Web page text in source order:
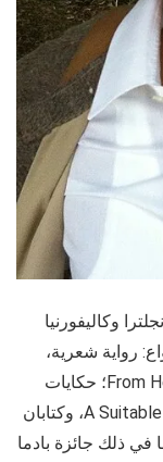
وكاليفورنيا
رواية شعرية،
The Golden Gate؛ كتاب سفر، From Heaven Lake؛ حكايات
حيوانية، Beastly Tales؛ رواية ملحمية، A Suitable Boy، وكتابان
في ذلك جائزة بادما